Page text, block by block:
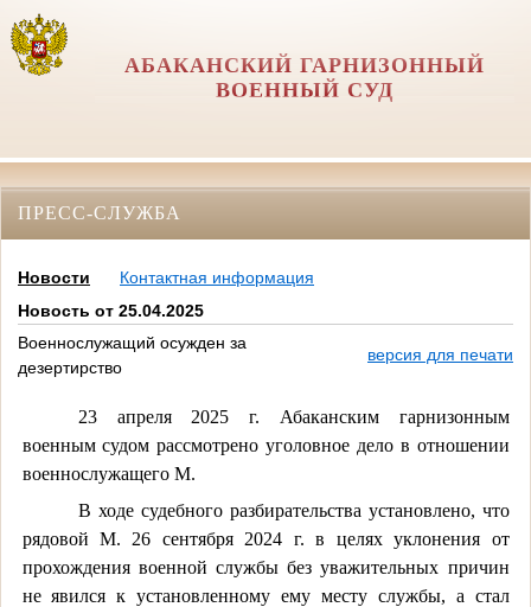
АБАКАНСКИЙ ГАРНИЗОННЫЙ
ВОЕННЫЙ СУД
ПРЕСС-СЛУЖБА
Новости
Контактная информация
Новость от 25.04.2025
Военнослужащий осужден за
дезертирство
версия для печати
23 апреля 2025 г. Абаканским гарнизонным
военным судом рассмотрено уголовное дело в отношении
военнослужащего М.
В ходе судебного разбирательства установлено, что
рядовой М. 26 сентября 2024 г. в целях уклонения от
прохождения военной службы без уважительных причин
не явился к установленному ему месту службы, а стал